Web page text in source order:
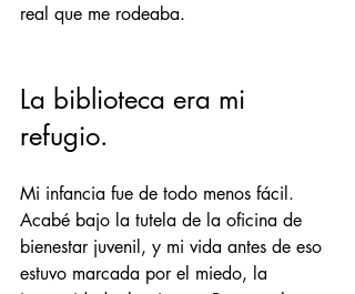
real que me rodeaba.
La biblioteca era mi
refugio.
Mi infancia fue de todo menos fácil.
Acabé bajo la tutela de la oficina de
bienestar juvenil, y mi vida antes de eso
estuvo marcada por el miedo, la